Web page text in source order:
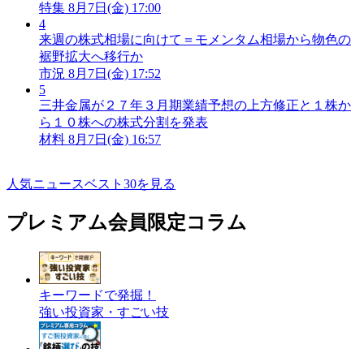
特集 8月7日(金) 17:00
4
来週の株式相場に向けて＝モメンタム相場から物色の
裾野拡大へ移行か
市況 8月7日(金) 17:52
5
三井金属が２７年３月期業績予想の上方修正と１株か
ら１０株への株式分割を発表
材料 8月7日(金) 16:57
人気ニュースベスト30を見る
プレミアム会員限定コラム
キーワードで発掘！
強い投資家・すごい技